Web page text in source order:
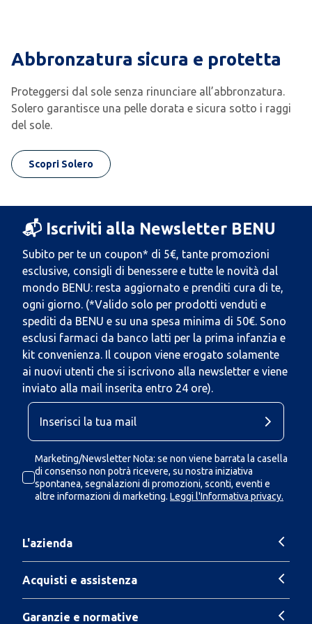
Abbronzatura sicura e protetta
Proteggersi dal sole senza rinunciare all’abbronzatura.
Solero garantisce una pelle dorata e sicura sotto i raggi
del sole.
Scopri Solero
📬 Iscriviti alla Newsletter BENU
Subito per te un coupon* di 5€, tante promozioni
esclusive, consigli di benessere e tutte le novità dal
mondo BENU: resta aggiornato e prenditi cura di te,
ogni giorno. (*Valido solo per prodotti venduti e
spediti da BENU e su una spesa minima di 50€. Sono
esclusi farmaci da banco latti per la prima infanzia e
kit convenienza. Il coupon viene erogato solamente
ai nuovi utenti che si iscrivono alla newsletter e viene
inviato alla mail inserita entro 24 ore).
Marketing/Newsletter Nota: se non viene barrata la casella
di consenso non potrà ricevere, su nostra iniziativa
spontanea, segnalazioni di promozioni, sconti, eventi e
altre informazioni di marketing. Leggi l'Informativa privacy.
L'azienda
Acquisti e assistenza
Garanzie e normative